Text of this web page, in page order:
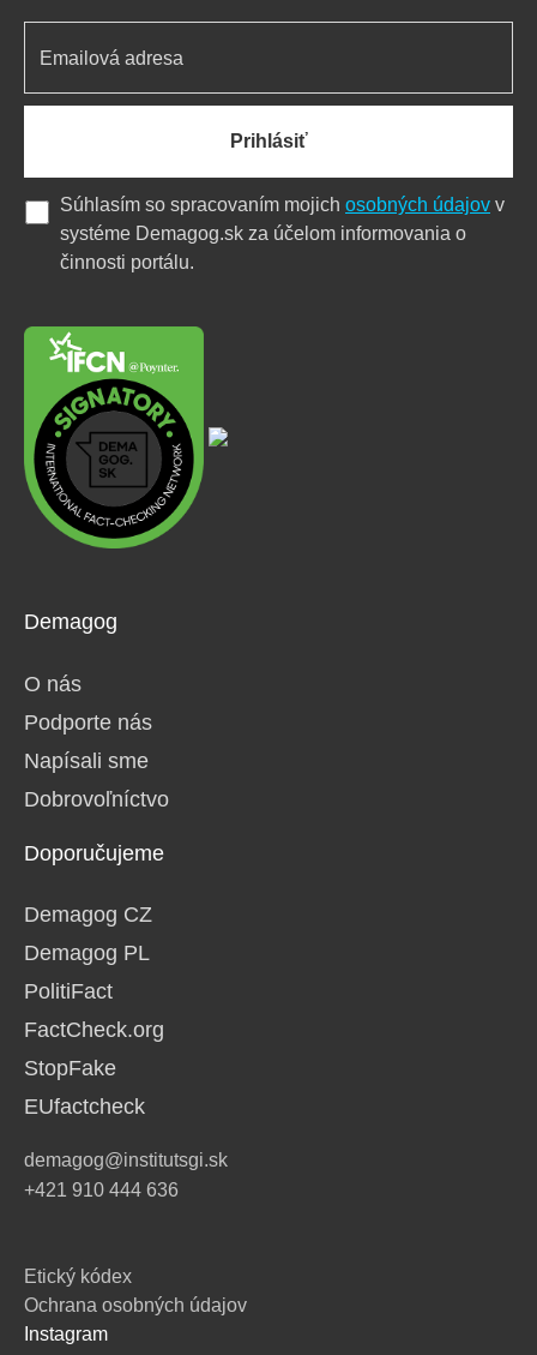
Demagog
O nás
Podporte nás
Napísali sme
Dobrovoľníctvo
Doporučujeme
Demagog CZ
Demagog PL
PolitiFact
FactCheck.org
StopFake
EUfactcheck
demagog@institutsgi.sk
+421 910 444 636
Prihlásiť
Súhlasím so spracovaním mojich osobných údajov v
systéme Demagog.sk za účelom informovania o
činnosti portálu.
Etický kódex
Ochrana osobných údajov
Instagram